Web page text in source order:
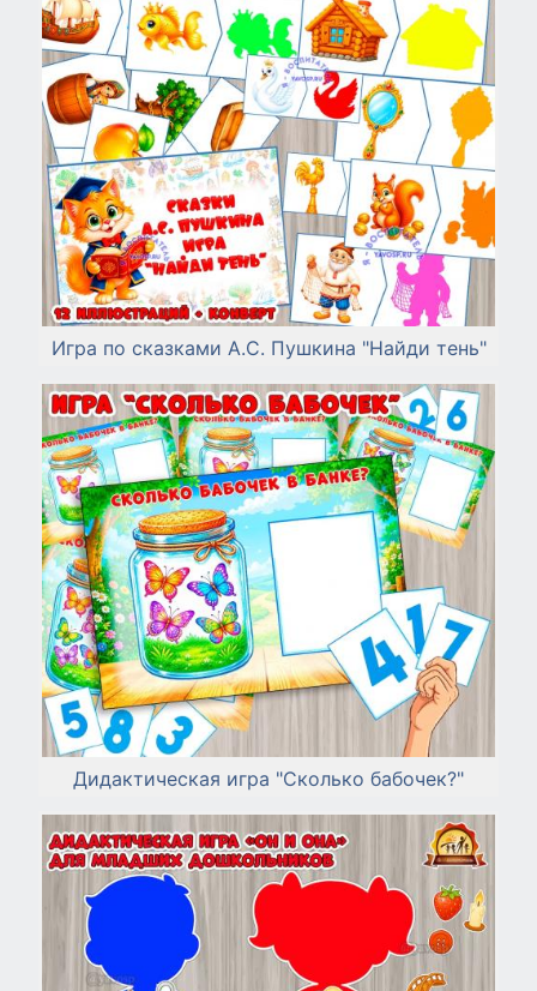
Игра по сказками А.С. Пушкина "Найди тень"
Дидактическая игра "Сколько бабочек?"